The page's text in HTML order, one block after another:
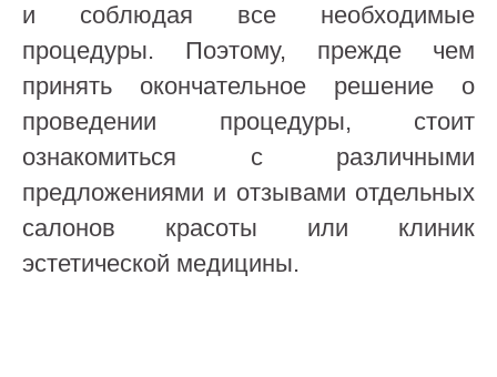
и соблюдая все необходимые
процедуры. Поэтому, прежде чем
принять окончательное решение о
проведении процедуры, стоит
ознакомиться с различными
предложениями и отзывами отдельных
салонов красоты или клиник
эстетической медицины.